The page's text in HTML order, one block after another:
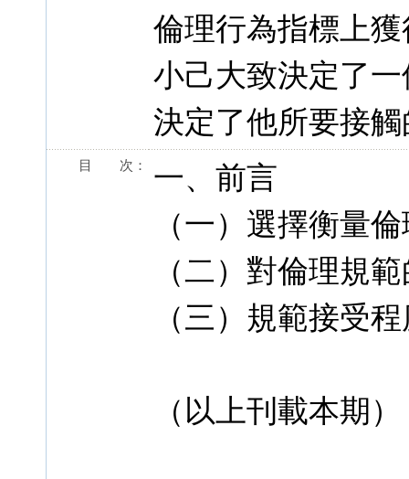
倫理行為指標上
小己大致決定了
決定了他所要接
目 次：
一、前言
（一）選擇衡量
（二）對倫理規
（三）規範接受
（以上刊載本期）